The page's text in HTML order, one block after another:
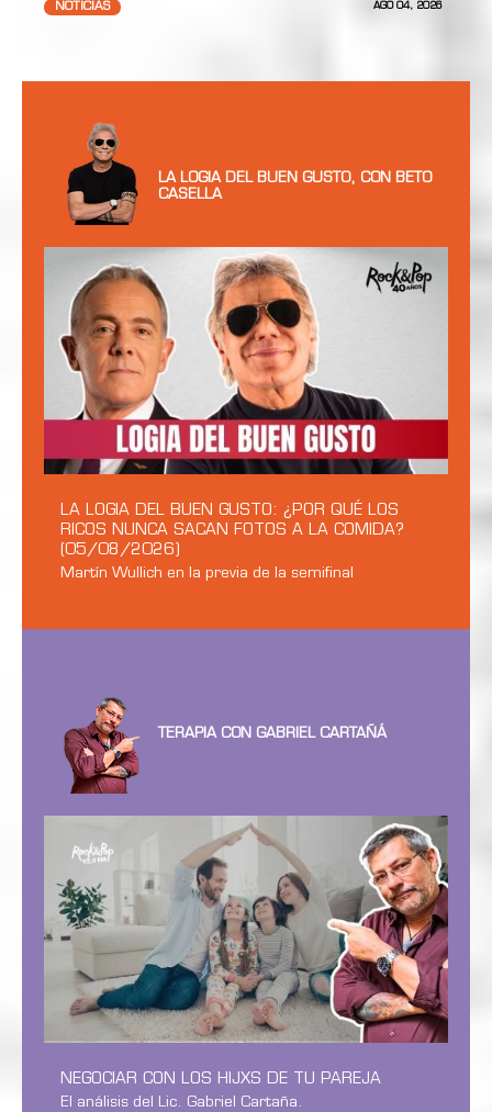
NOTICIAS AGO 04, 2026
LA LOGIA DEL BUEN GUSTO, CON BETO
CASELLA
LA LOGIA DEL BUEN GUSTO: ¿POR QUÉ LOS
RICOS NUNCA SACAN FOTOS A LA COMIDA?
(05/08/2026)
Martín Wullich en la previa de la semifinal
TERAPIA CON GABRIEL CARTAÑÁ
NEGOCIAR CON LOS HIJXS DE TU PAREJA
El análisis del Lic. Gabriel Cartaña.